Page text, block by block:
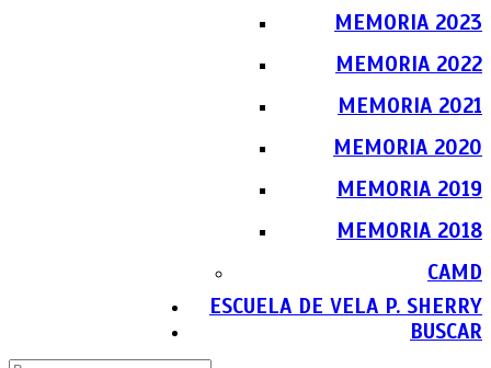
MEMORIA 2023
MEMORIA 2022
MEMORIA 2021
MEMORIA 2020
MEMORIA 2019
MEMORIA 2018
CAMD
ESCUELA DE VELA P. SHERRY
BUSCAR